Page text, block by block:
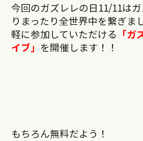
今回のガズレレの日11/11は
りまったり全世界中を繋ぎま
軽に参加していただける 「ガ
イブ」 を開催します！！
もちろん無料だよう！